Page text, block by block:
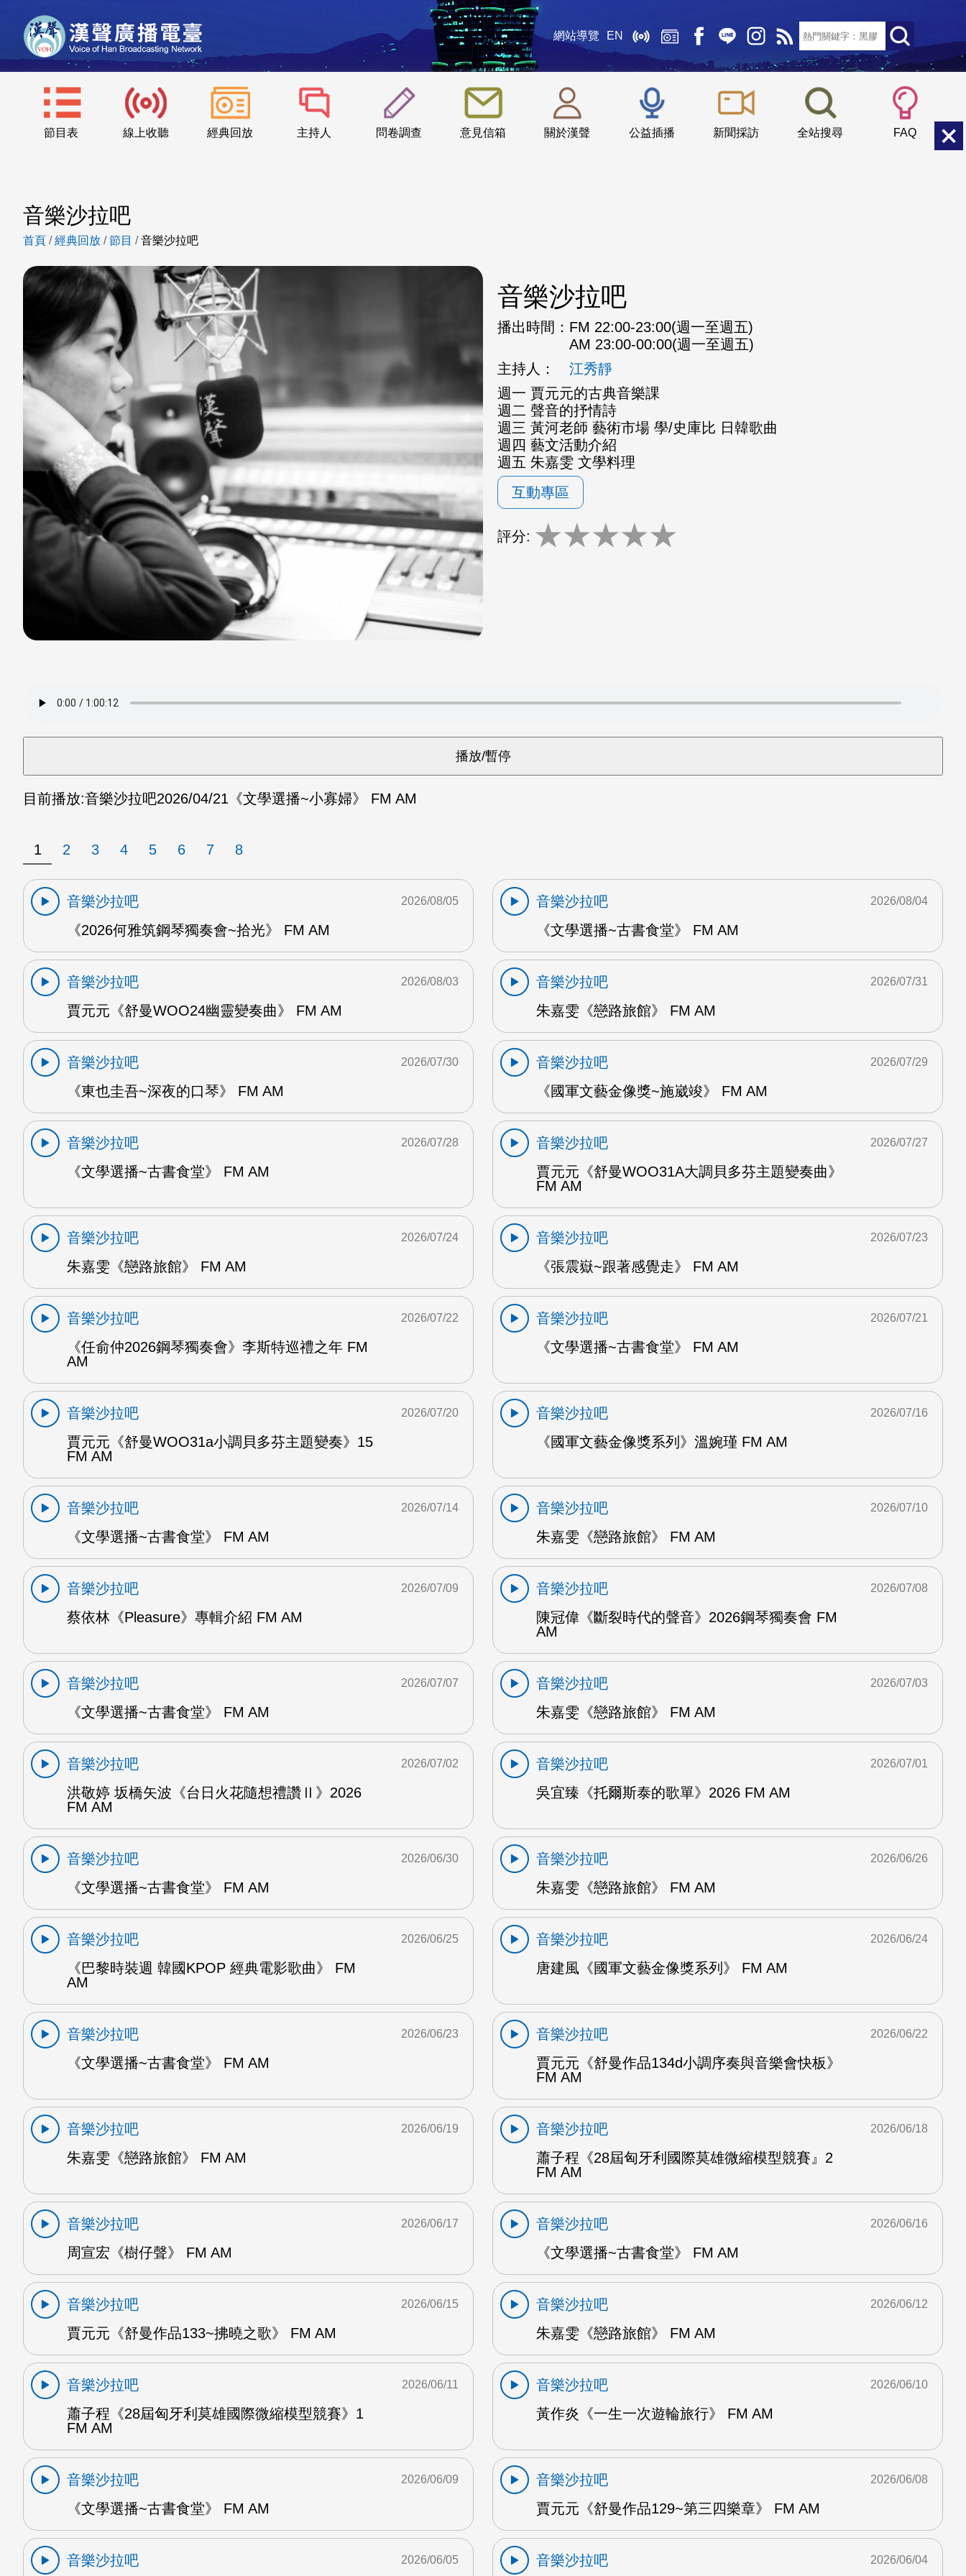
網站導覽 EN
節目表 線上收聽 經典回放 主持人 問卷調查 意見信箱 關於漢聲 公益插播 新聞採訪 全站搜尋 FAQ
::: 小 中
音樂沙拉吧
首頁 /經典回放 /節目 /音樂沙拉吧
音樂沙拉吧
播出時間： FM 22:00-23:00(週一至週五)
AM 23:00-00:00(週一至週五)
主持人：
江秀靜
週一 賈元元的古典音樂課
週二 聲音的抒情詩
週三 黃河老師 藝術市場 學/史庫比 日韓歌曲
週四 藝文活動介紹
週五 朱嘉雯 文學料理
互動專區
評分: ★★★★★
目前播放:音樂沙拉吧2026/04/21 《文學選播~小寡婦》 FM AM
1 2 3 4 5 6 7 8
音樂沙拉吧
《2026何雅筑鋼琴獨奏會~拾光》 FM AM
2026/08/05
音樂沙拉吧
《文學選播~古書食堂》 FM AM
2026/08/04
音樂沙拉吧
賈元元《舒曼WOO24幽靈變奏曲》 FM AM
2026/08/03
音樂沙拉吧
朱嘉雯《戀路旅館》 FM AM
2026/07/31
音樂沙拉吧
《東也圭吾~深夜的口琴》 FM AM
2026/07/30
音樂沙拉吧
《國軍文藝金像獎~施崴竣》 FM AM
2026/07/29
音樂沙拉吧
《文學選播~古書食堂》 FM AM
2026/07/28
音樂沙拉吧
賈元元《舒曼WOO31A大調貝多芬主題變奏曲》
FM AM
2026/07/27
音樂沙拉吧
朱嘉雯《戀路旅館》 FM AM
2026/07/24
音樂沙拉吧
《張震嶽~跟著感覺走》 FM AM
2026/07/23
音樂沙拉吧
《任俞仲2026鋼琴獨奏會》李斯特巡禮之年 FM
AM
2026/07/22
音樂沙拉吧
《文學選播~古書食堂》 FM AM
2026/07/21
音樂沙拉吧
賈元元《舒曼WOO31a小調貝多芬主題變奏》15
FM AM
2026/07/20
音樂沙拉吧
《國軍文藝金像獎系列》溫婉瑾 FM AM
2026/07/16
音樂沙拉吧
《文學選播~古書食堂》 FM AM
2026/07/14
音樂沙拉吧
朱嘉雯《戀路旅館》 FM AM
2026/07/10
音樂沙拉吧
蔡依林《Pleasure》專輯介紹 FM AM
2026/07/09
音樂沙拉吧
陳冠偉《斷裂時代的聲音》2026鋼琴獨奏會 FM
AM
2026/07/08
音樂沙拉吧
《文學選播~古書食堂》 FM AM
2026/07/07
音樂沙拉吧
朱嘉雯《戀路旅館》 FM AM
2026/07/03
音樂沙拉吧
洪敬婷 坂橋矢波《台日火花隨想禮讚Ⅱ》2026
FM AM
2026/07/02
音樂沙拉吧
吳宜臻《托爾斯泰的歌單》2026 FM AM
2026/07/01
音樂沙拉吧
《文學選播~古書食堂》 FM AM
2026/06/30
音樂沙拉吧
朱嘉雯《戀路旅館》 FM AM
2026/06/26
音樂沙拉吧
《巴黎時裝週 韓國KPOP 經典電影歌曲》 FM
AM
2026/06/25
音樂沙拉吧
唐建風《國軍文藝金像獎系列》 FM AM
2026/06/24
音樂沙拉吧
《文學選播~古書食堂》 FM AM
2026/06/23
音樂沙拉吧
賈元元《舒曼作品134d小調序奏與音樂會快板》
FM AM
2026/06/22
音樂沙拉吧
朱嘉雯《戀路旅館》 FM AM
2026/06/19
音樂沙拉吧
蕭子程《28屆匈牙利國際莫雄微縮模型競賽』2
FM AM
2026/06/18
音樂沙拉吧
周宣宏《樹仔聲》 FM AM
2026/06/17
音樂沙拉吧
《文學選播~古書食堂》 FM AM
2026/06/16
音樂沙拉吧
賈元元《舒曼作品133~拂曉之歌》 FM AM
2026/06/15
音樂沙拉吧
朱嘉雯《戀路旅館》 FM AM
2026/06/12
音樂沙拉吧
蕭子程《28屆匈牙利莫雄國際微縮模型競賽》1
FM AM
2026/06/11
音樂沙拉吧
黃作炎《一生一次遊輪旅行》 FM AM
2026/06/10
音樂沙拉吧
《文學選播~古書食堂》 FM AM
2026/06/09
音樂沙拉吧
賈元元《舒曼作品129~第三四樂章》 FM AM
2026/06/08
音樂沙拉吧 2026/06/05 音樂沙拉吧 2026/06/04